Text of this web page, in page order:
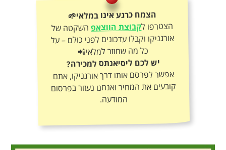
הצמח כרגע אינו במלאי🌱
הצטרפו לקבוצת הווצאפהשקטה של
אורגניקו וקבלו עדכונים לפני כולם – על
כל מה שחוזר למלאי📲
יש לכם ליסיאנתס למכירה?
אפשר לפרסם אותו דרך אורגניקו, אתם
קובעים את המחיר ואנחנו נעזור בפרסום
המודעה.